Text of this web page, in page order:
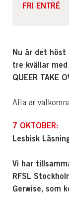
Nu är det höst
tre kvällar
QUEER TAKE
Alla är
7 OKTOBER:
Lesbisk
Vi har
RFSL
Gerwise, som
FRI ENTRÉ